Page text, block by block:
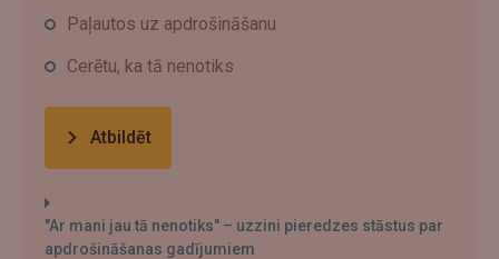
Paļautos uz apdrošināšanu
Cerētu, ka tā nenotiks
Atbildēt
"Ar mani jau tā nenotiks" – uzzini pieredzes stāstus par
apdrošināšanas gadījumiem